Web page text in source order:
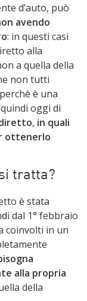
d’auto, può
avendo
: in questi casi
alla
a quella della
non tutti
è una
oggi di
, in quali
ottenerlo
tratta?
è stata
dal 1° febbraio
coinvolti in un
alla propria
della